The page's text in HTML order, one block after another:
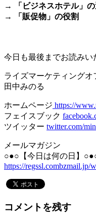
→ 「ビジネスホテル」
→ 「販促物」の役割
今日も最後までお読みい
ライズマーケティングオ
田中みのる
ホームページ https://
フェイスブック
ツイッター twitter.com/
メールマガジン
○●○【今日は何の日】
https://regssl.combzmail.jp/
コメントを残す